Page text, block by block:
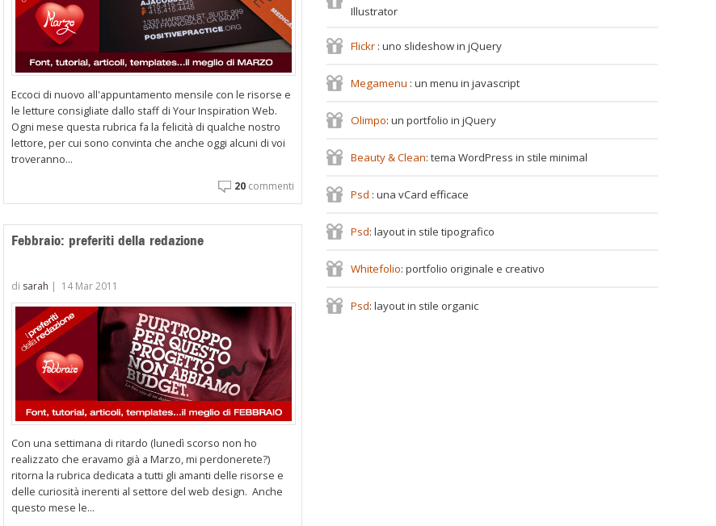
Eccoci di nuovo all'appuntamento mensile con le risorse e
le letture consigliate dallo staff di Your Inspiration Web.
Ogni mese questa rubrica fa la felicità di qualche nostro
lettore, per cui sono convinta che anche oggi alcuni di voi
troveranno...
20commenti
Febbraio: preferiti della redazione
di sarah | 14 Mar 2011
Con una settimana di ritardo (lunedì scorso non ho
realizzato che eravamo già a Marzo, mi perdonerete?)
ritorna la rubrica dedicata a tutti gli amanti delle risorse e
delle curiosità inerenti al settore del web design. Anche
questo mese le...
Illustrator
Flickr : uno slideshow in jQuery
Megamenu : un menu in javascript
Olimpo: un portfolio in jQuery
Beauty & Clean: tema WordPress in stile minimal
Psd : una vCard efficace
Psd: layout in stile tipografico
Whitefolio: portfolio originale e creativo
Psd: layout in stile organic